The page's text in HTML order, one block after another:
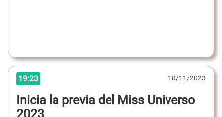
19:23 18/11/2023
Inicia la previa del Miss Universo
2023